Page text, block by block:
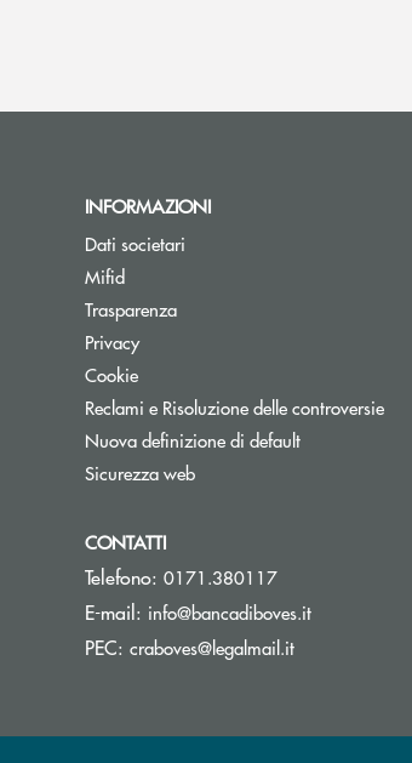
INFORMAZIONI
Dati societari
MifidApre una nuova finestra
Trasparenza
Privacy
Cookie
Reclami e Risoluzione delle controversie
Nuova definizione di default
Sicurezza web
CONTATTI
Telefono: 0171.380117
E-mail: info@bancadiboves.it(si apre
PEC: craboves@legalmail.it(si apre l’app